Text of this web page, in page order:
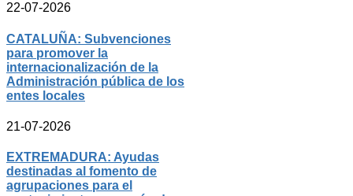
22-07-2026
CATALUÑA: Subvenciones
para promover la
internacionalización de la
Administración pública de los
entes locales
21-07-2026
EXTREMADURA: Ayudas
destinadas al fomento de
agrupaciones para el